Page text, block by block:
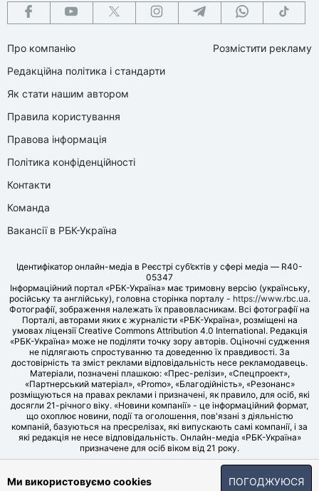
Про компанію
Редакційна політика і стандарти
Як стати нашим автором
Правила користування
Правова інформація
Політика конфіденційності
Контакти
Команда
Вакансії в РБК-Україна
Розмістити рекламу
Ідентифікатор онлайн-медіа в Реєстрі суб’єктів у сфері медіа — R40-
05347
Інформаційний портал «РБК-Україна» має тримовну версію (українську,
російську та англійську), головна сторінка порталу - https://www.rbc.ua.
Фотографії, зображення належать їх правовласникам. Всі фотографії на
Порталі, авторами яких є журналісти «РБК-Україна», розміщені на
умовах ліцензії Creative Commons Attribution 4.0 International. Редакція
«РБК-Україна» може не поділяти точку зору авторів. Оціночні судження
не підлягають спростуванню та доведенню їх правдивості. За
достовірність та зміст реклами відповідальність несе рекламодавець.
Матеріали, позначені плашкою: «Прес-релізи», «Спецпроект»,
«Партнерський матеріал», «Promo», «Благодійність», «Резонанс»
розміщуються на правах реклами і призначені, як правило, для осіб, які
досягли 21-річного віку. «Новини компанії» - це інформаційний формат,
що охоплює новини, події та оголошення, пов'язані з діяльністю
компаній, базуються на пресрелізах, які випускають самі компанії, і за
які редакція не несе відповідальність. Онлайн-медіа «РБК-Україна»
призначене для осіб віком від 21 року.
© LLC «UBT MEDIA», 2006-2026.
Ми використовуємо cookies ПОГОДЖУЮСЯ